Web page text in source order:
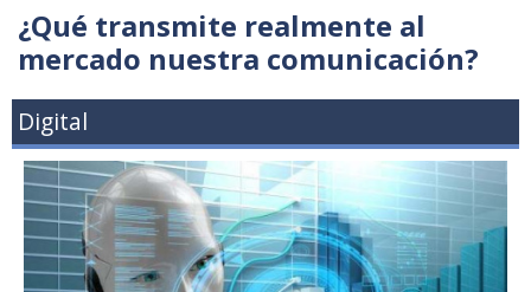
¿Qué transmite realmente al
mercado nuestra comunicación?
Digital